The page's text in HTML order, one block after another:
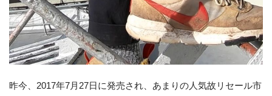
昨今、2017年7月27日に発売され、あまりの人気故リセール市